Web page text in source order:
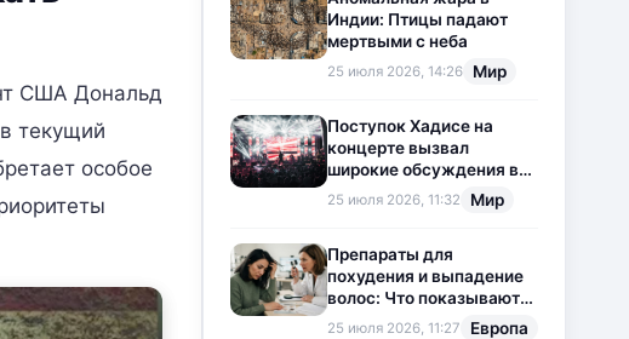
США Дональд
текущий
особое
Индии: Птицы падают
мертвыми с неба
25 июля 2026, 14:26 Мир
Поступок Хадисе на
концерте вызвал
широкие обсуждения в
социальных сетях
25 июля 2026, 11:32 Мир
Препараты для
похудения и выпадение
волос: Что показывают
новые исследования?
25 июля 2026, 11:27 Европа